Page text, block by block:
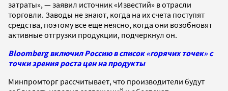
затраты», — заявил источник «Известий» в отрасли
торговли. Заводы не знают, когда на их счета поступят
средства, поэтому все еще неясно, когда они возобновят
активные отгрузки продукции, подчеркнул он.
Bloomberg включил Россию в список «горячих точек» с
точки зрения роста цен на продукты
Минпромторг рассчитывает, что производители будут